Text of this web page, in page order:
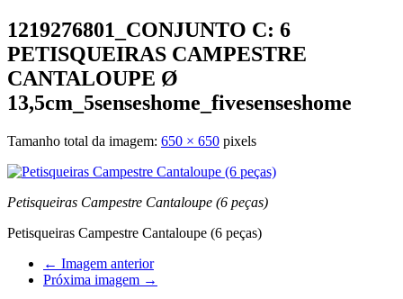
1219276801_CONJUNTO C: 6
PETISQUEIRAS CAMPESTRE
CANTALOUPE Ø
13,5cm_5senseshome_fivesenseshome
Tamanho total da imagem: 650 × 650 pixels
Petisqueiras Campestre Cantaloupe (6 peças)
Petisqueiras Campestre Cantaloupe (6 peças)
← Imagem anterior
Próxima imagem →